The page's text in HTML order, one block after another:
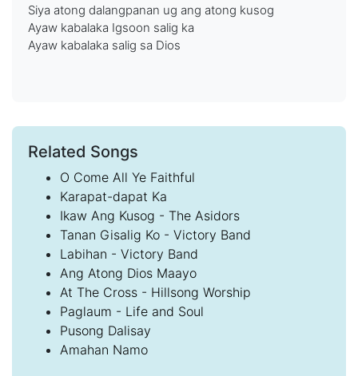
Siya atong dalangpanan ug ang atong kusog
Ayaw kabalaka Igsoon salig ka
Ayaw kabalaka salig sa Dios
Related Songs
O Come All Ye Faithful
Karapat-dapat Ka
Ikaw Ang Kusog - The Asidors
Tanan Gisalig Ko - Victory Band
Labihan - Victory Band
Ang Atong Dios Maayo
At The Cross - Hillsong Worship
Paglaum - Life and Soul
Pusong Dalisay
Amahan Namo